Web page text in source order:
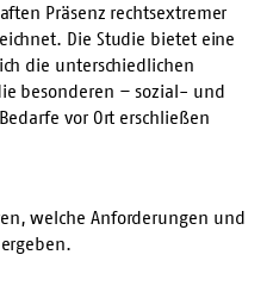
Präsenz rechtsextremer
Die Studie bietet eine
die unterschiedlichen
besonderen – sozial- und
vor Ort erschließen
welche Anforderungen und